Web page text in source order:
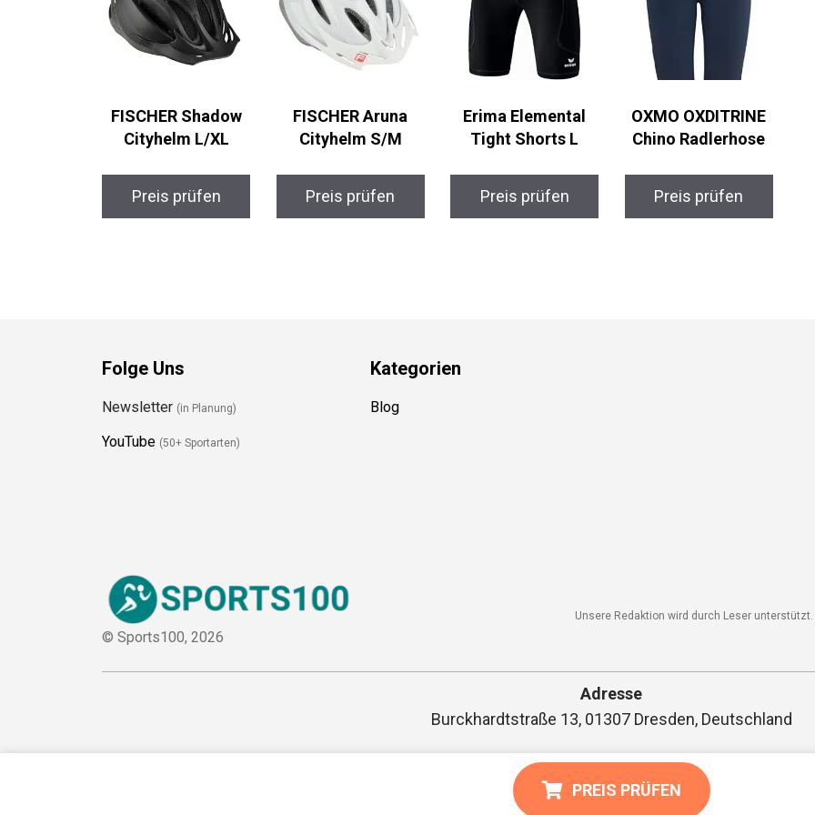
FISCHER Shadow
Preis prüfen
FISCHER Aruna
Preis prüfen
Erima Elemental
Preis prüfen
OXMO OXDITRINE
Preis prüfen
PREIS PRÜFEN
Unsere Redaktion wird durch Leser unterstützt.
Adresse